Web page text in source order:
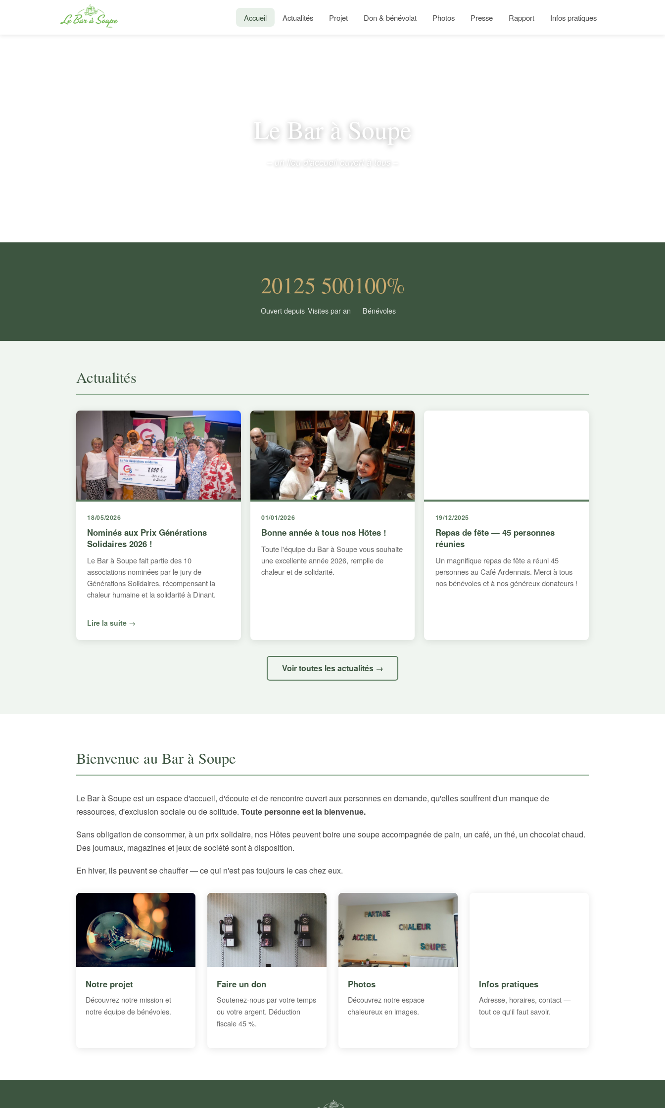
Accueil Actualités Projet Don & bénévolat Photos Presse Rapport Infos pratiques
Le Bar à Soupe
– un lieu d'accueil ouvert à tous –
2012
Ouvert depuis
5 500
Visites par an
100%
Bénévoles
Actualités
18/05/2026
Nominés aux Prix Générations
Solidaires 2026 !
Le Bar à Soupe fait partie des 10
associations nominées par le jury de
Générations Solidaires, récompensant la
chaleur humaine et la solidarité à Dinant.
Lire la suite →
01/01/2026
Bonne année à tous nos Hôtes !
Toute l'équipe du Bar à Soupe vous souhaite
une excellente année 2026, remplie de
chaleur et de solidarité.
19/12/2025
Repas de fête — 45 personnes
réunies
Un magnifique repas de fête a réuni 45
personnes au Café Ardennais. Merci à tous
nos bénévoles et à nos généreux donateurs !
Voir toutes les actualités →
Bienvenue au Bar à Soupe
Le Bar à Soupe est un espace d'accueil, d'écoute et de rencontre ouvert aux personnes en demande, qu'elles souffrent d'un manque de
ressources, d'exclusion sociale ou de solitude. Toute personne est la bienvenue.
Sans obligation de consommer, à un prix solidaire, nos Hôtes peuvent boire une soupe accompagnée de pain, un café, un thé, un chocolat chaud.
Des journaux, magazines et jeux de société sont à disposition.
En hiver, ils peuvent se chauffer — ce qui n'est pas toujours le cas chez eux.
Notre projet
Découvrez notre mission et
notre équipe de bénévoles.
Faire un don
Soutenez-nous par votre temps
ou votre argent. Déduction
fiscale 45 %.
Photos
Découvrez notre espace
chaleureux en images.
Infos pratiques
Adresse, horaires, contact —
tout ce qu'il faut savoir.